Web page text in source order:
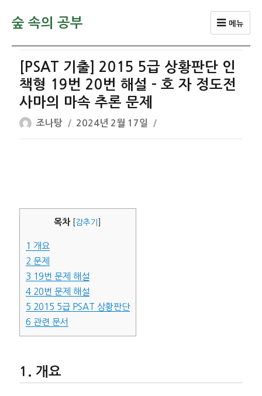
숲 속의 공부 메뉴
[PSAT 기출] 2015 5급 상황판단 인
책형 19번 20번 해설 – 호 자 정도전
사마의 마속 추론 문제
글
쓴
조나탕
작
성
2024년 2월 17일
목차 감추기
1 개요
2 문제
3 19번 문제 해설
420번 문제 해설
5 2015 5급 PSAT 상황판단
6 관련 문서
개요